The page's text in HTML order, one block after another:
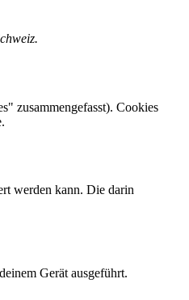
zusammengefasst). Cookies
werden kann. Die darin
Gerät ausgeführt.